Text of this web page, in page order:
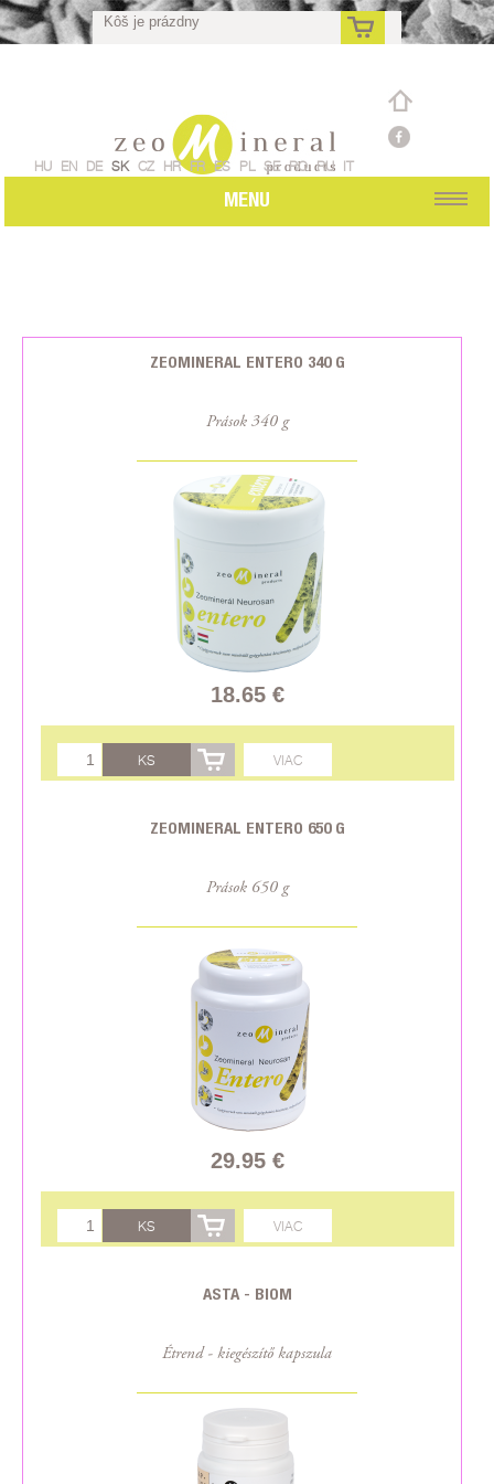
Kôš je prázdny
sk
HU EN DE SK CZ HR FR ES PL SE RO RU IT
MENU
ZEOMINERAL ENTERO 340 G
Prások 340 g
18.65 €
KS VIAC
ZEOMINERAL ENTERO 650 G
Prások 650 g
29.95 €
KS VIAC
ASTA - BIOM
Étrend - kiegészítő kapszula